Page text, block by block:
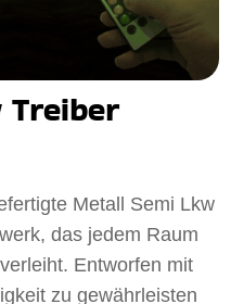
Treiber
Metall Semi Lkw
das jedem Raum
Entworfen mit
zu gewährleisten